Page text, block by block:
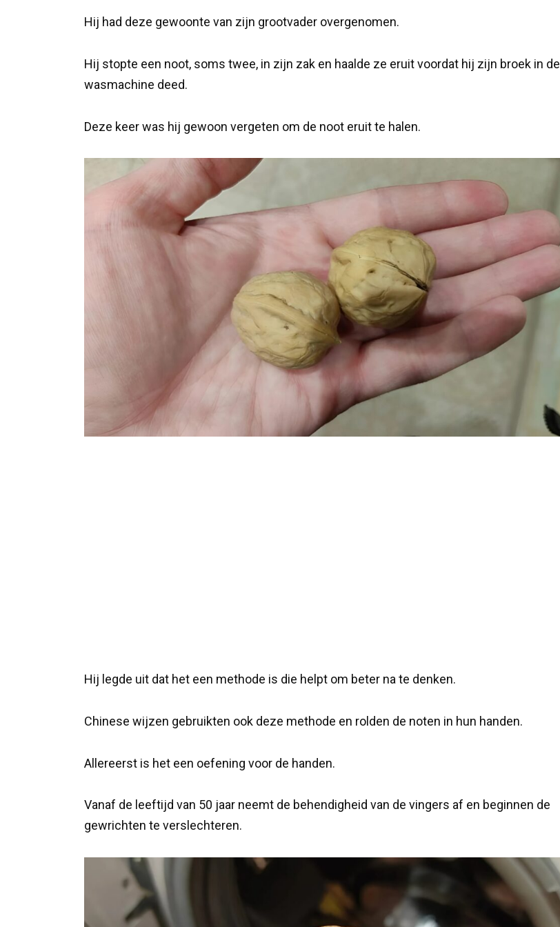
Hij had deze gewoonte van zijn grootvader overgenomen.
Hij stopte een noot, soms twee, in zijn zak en haalde ze eruit voordat hij zijn broek in de
wasmachine deed.
Deze keer was hij gewoon vergeten om de noot eruit te halen.
Hij legde uit dat het een methode is die helpt om beter na te denken.
Chinese wijzen gebruikten ook deze methode en rolden de noten in hun handen.
Allereerst is het een oefening voor de handen.
Vanaf de leeftijd van 50 jaar neemt de behendigheid van de vingers af en beginnen de
gewrichten te verslechteren.